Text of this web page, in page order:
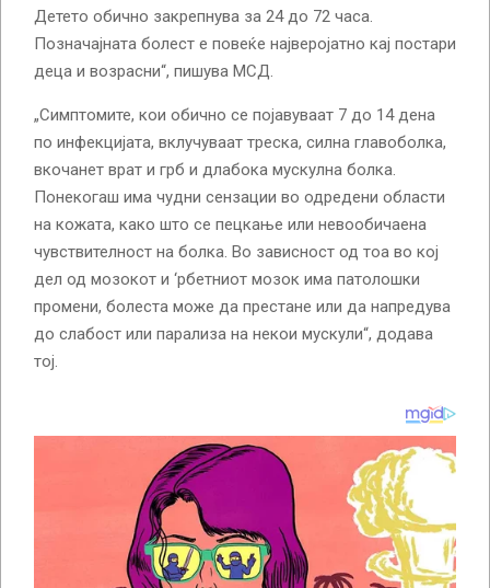
Детето обично закрепнува за 24 до 72 часа.
Позначајната болест е повеќе најверојатно кај постари
деца и возрасни“, пишува МСД.
„Симптомите, кои обично се појавуваат 7 до 14 дена
по инфекцијата, вклучуваат треска, силна главоболка,
вкочанет врат и грб и длабока мускулна болка.
Понекогаш има чудни сензации во одредени области
на кожата, како што се пецкање или невообичаена
чувствителност на болка. Во зависност од тоа во кој
дел од мозокот и ‘рбетниот мозок има патолошки
промени, болеста може да престане или да напредува
до слабост или парализа на некои мускули“, додава
тој.